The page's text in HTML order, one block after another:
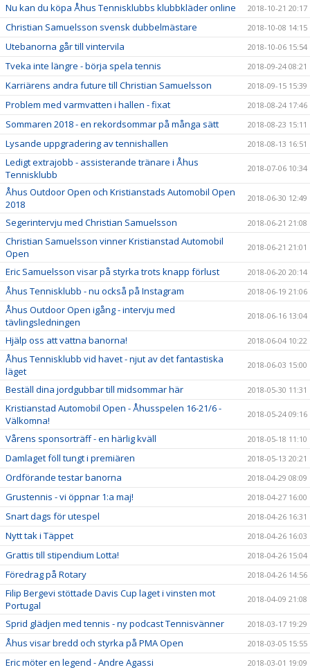
Nu kan du köpa Åhus Tennisklubbs klubbkläder online 2018-10-21 20:17
Christian Samuelsson svensk dubbelmästare 2018-10-08 14:15
Utebanorna går till vintervila 2018-10-06 15:54
Tveka inte längre - börja spela tennis 2018-09-24 08:21
Karriärens andra future till Christian Samuelsson 2018-09-15 15:39
Problem med varmvatten i hallen - fixat 2018-08-24 17:46
Sommaren 2018 - en rekordsommar på många sätt 2018-08-23 15:11
Lysande uppgradering av tennishallen 2018-08-13 16:51
Ledigt extrajobb - assisterande tränare i Åhus
Tennisklubb
2018-07-06 10:34
Åhus Outdoor Open och Kristianstads Automobil Open
2018
2018-06-30 12:49
Segerintervju med Christian Samuelsson 2018-06-21 21:08
Christian Samuelsson vinner Kristianstad Automobil
Open
2018-06-21 21:01
Eric Samuelsson visar på styrka trots knapp förlust 2018-06-20 20:14
Åhus Tennisklubb - nu också på Instagram 2018-06-19 21:06
Åhus Outdoor Open igång - intervju med
tävlingsledningen
2018-06-16 13:04
Hjälp oss att vattna banorna! 2018-06-04 10:22
Åhus Tennisklubb vid havet - njut av det fantastiska
läget
2018-06-03 15:00
Beställ dina jordgubbar till midsommar här 2018-05-30 11:31
Kristianstad Automobil Open - Åhusspelen 16-21/6 -
Välkomna!
2018-05-24 09:16
Vårens sponsorträff - en härlig kväll 2018-05-18 11:10
Damlaget föll tungt i premiären 2018-05-13 20:21
Ordförande testar banorna 2018-04-29 08:09
Grustennis - vi öppnar 1:a maj! 2018-04-27 16:00
Snart dags för utespel 2018-04-26 16:31
Nytt tak i Täppet 2018-04-26 16:03
Grattis till stipendium Lotta! 2018-04-26 15:04
Föredrag på Rotary 2018-04-26 14:56
Filip Bergevi stöttade Davis Cup laget i vinsten mot
Portugal
2018-04-09 21:08
Sprid glädjen med tennis - ny podcast Tennisvänner 2018-03-17 19:29
Åhus visar bredd och styrka på PMA Open 2018-03-05 15:55
Eric möter en legend - Andre Agassi 2018-03-01 19:09